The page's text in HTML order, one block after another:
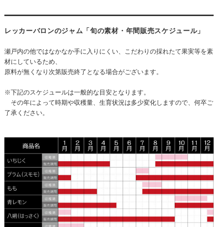
レッカーバロンのジャム「旬の素材・年間販売スケジュール」
瀬戸内の他ではなかなか手に入りにくい、こだわりの採れたて果実等を素
材にしているため、
原料が無くなり次第販売終了となる場合がございます。
※下記のスケジュールは一般的な目安となります。
その年によって時期や収穫量、生育状況は多少変化しますので、 何卒ご
了承ください。